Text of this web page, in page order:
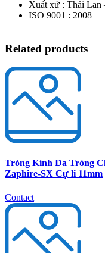
Xuất xứ : Thái Lan
ISO 9001 : 2008
Related products
Tròng Kính Đa Tròng
Zaphire-SX Cự li 11mm
Contact